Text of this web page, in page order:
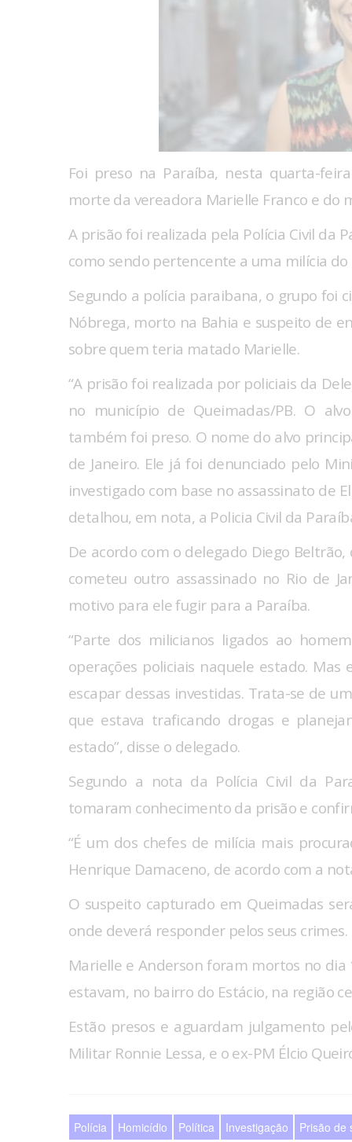
Foi preso na Paraíba, nesta quarta-
morte da vereadora Marielle Franco e do
A prisão foi realizada pela Polícia Civil da
como sendo pertencente a uma milícia do
Segundo a polícia paraibana, o grupo foi
Nóbrega, morto na Bahia e suspeito de
sobre quem teria matado Marielle.
“A prisão foi realizada por policiais da
no município de Queimadas/PB. O
também foi preso. O nome do alvo
de Janeiro. Ele já foi denunciado pelo
investigado com base no assassinato de
detalhou, em nota, a Policia Civil da
De acordo com o delegado Diego
cometeu outro assassinado no Rio de
motivo para ele fugir para a Paraíba.
“Parte dos milicianos ligados ao
operações policiais naquele estado.
escapar dessas investidas. Trata-se de
que estava traficando drogas e
estado”, disse o delegado.
Segundo a nota da Polícia Civil da
tomaram conhecimento da prisão e
“É um dos chefes de milícia mais
Henrique Damaceno, de acordo com a
O suspeito capturado em Queimadas
onde deverá responder pelos seus crimes.
Marielle e Anderson foram mortos no
estavam, no bairro do Estácio, na região
Estão presos e aguardam julgamento
Militar Ronnie Lessa, e o ex-PM Élcio
Polícia Homicídio Política Investigação Prisão de